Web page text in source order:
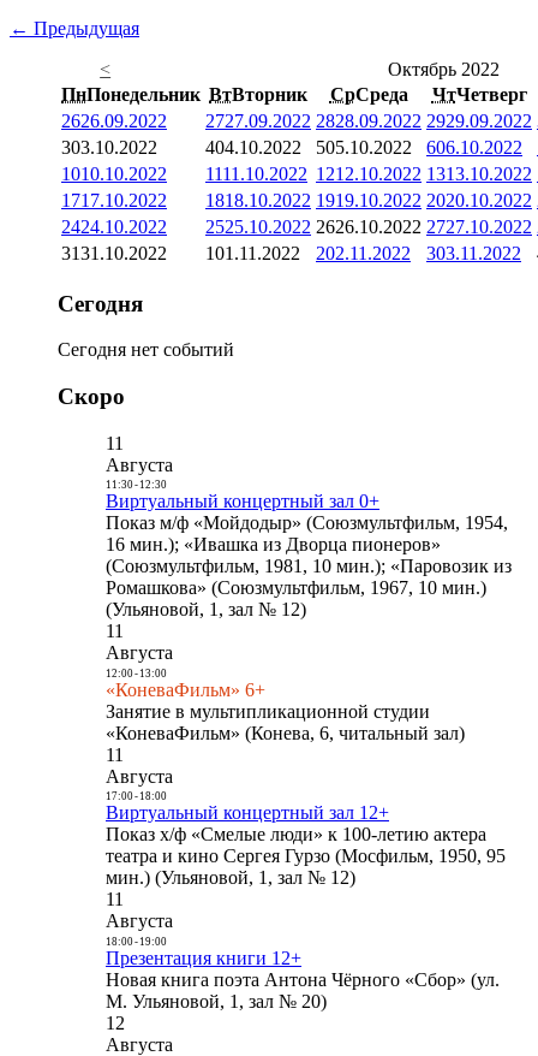
← Предыдущая
<
Октябрь 2022
ПнПонедельник ВтВторник СрСреда ЧтЧетверг
2626.09.2022 2727.09.2022 2828.09.2022 2929.09.2022
303.10.2022 404.10.2022 505.10.2022 606.10.2022
1010.10.2022 1111.10.2022 1212.10.2022 1313.10.2022
1717.10.2022 1818.10.2022 1919.10.2022 2020.10.2022
2424.10.2022 2525.10.2022 2626.10.2022 2727.10.2022
3131.10.2022 101.11.2022 202.11.2022 303.11.2022
Сегодня
Сегодня нет событий
Скоро
11
Августа
11:30- 12:30
Виртуальный концертный зал 0+
Показ м/ф «Мойдодыр» (Союзмультфильм, 1954,
16 мин.); «Ивашка из Дворца пионеров»
(Союзмультфильм, 1981, 10 мин.); «Паровозик из
Ромашкова» (Союзмультфильм, 1967, 10 мин.)
(Ульяновой, 1, зал № 12)
11
Августа
12:00- 13:00
«КоневаФильм» 6+
Занятие в мультипликационной студии
«КоневаФильм» (Конева, 6, читальный зал)
11
Августа
17:00- 18:00
Виртуальный концертный зал 12+
Показ х/ф «Смелые люди» к 100-летию актера
театра и кино Сергея Гурзо (Мосфильм, 1950, 95
мин.) (Ульяновой, 1, зал № 12)
11
Августа
18:00- 19:00
Презентация книги 12+
Новая книга поэта Антона Чёрного «Сбор» (ул.
М. Ульяновой, 1, зал № 20)
12
Августа